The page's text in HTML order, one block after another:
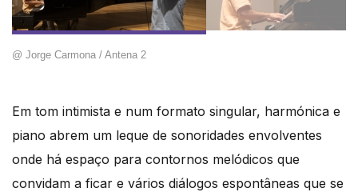
@ Jorge Carmona / Antena 2
Em tom intimista e num formato singular, harmónica e
piano abrem um leque de sonoridades envolventes
onde há espaço para contornos melódicos que
convidam a ficar e vários diálogos espontâneas que se